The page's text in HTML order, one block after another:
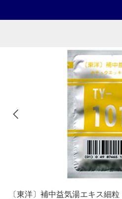
〔東洋〕補中益気湯エキス細粒